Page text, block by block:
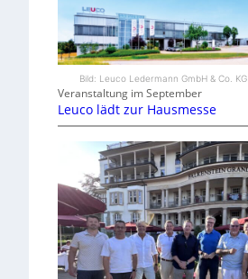
Bild: Leuco Ledermann GmbH & Co. KG
Veranstaltung im September
Leuco lädt zur Hausmesse